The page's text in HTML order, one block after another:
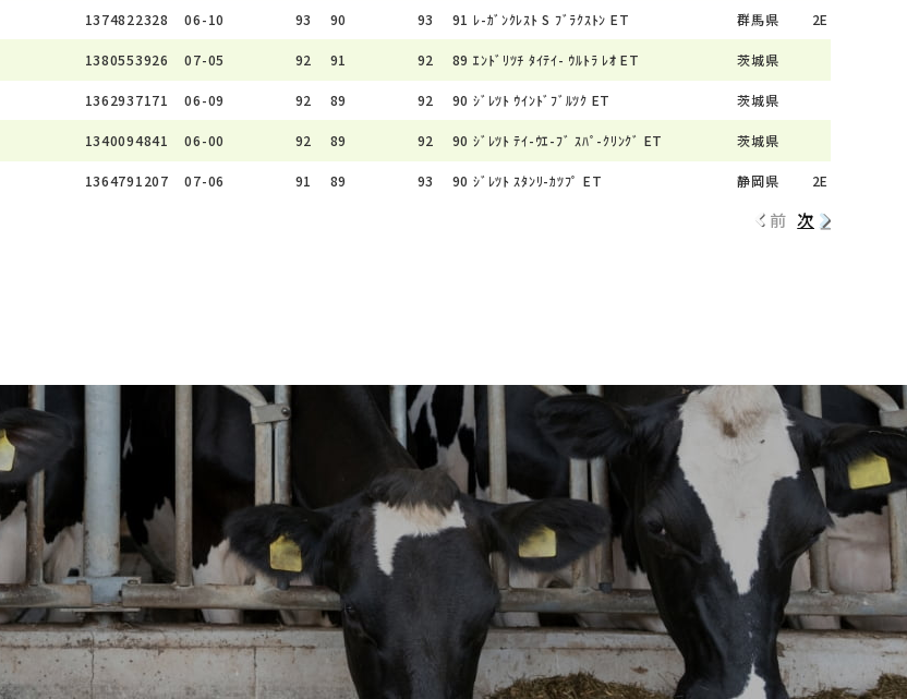
1374822328 06-10 93 90 93 91 ﾚ-ｶﾞﾝｸﾚｽﾄ S ﾌﾞﾗｸｽﾄﾝ ET 群馬県 2E
1380553926 07-05 92 91 92 89 ｴﾝﾄﾞﾘﾂﾁ ﾀｲﾃｲ- ｳﾙﾄﾗ ﾚｵ ET 茨城県
1362937171 06-09 92 89 92 90 ｼﾞﾚﾂﾄ ｳｲﾝﾄﾞﾌﾞﾙﾂｸ ET 茨城県
1340094841 06-00 92 89 92 90 ｼﾞﾚﾂﾄ ﾃｲ-ｳｴ-ﾌﾞ ｽﾊﾟ-ｸﾘﾝｸﾞ ET 茨城県
1364791207 07-06 91 89 93 90 ｼﾞﾚﾂﾄ ｽﾀﾝﾘ-ｶﾂﾌﾟ ET 静岡県 2E
前 次